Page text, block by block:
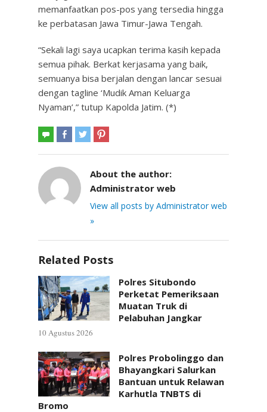
memanfaatkan pos-pos yang tersedia hingga
ke perbatasan Jawa Timur-Jawa Tengah.
“Sekali lagi saya ucapkan terima kasih kepada
semua pihak. Berkat kerjasama yang baik,
semuanya bisa berjalan dengan lancar sesuai
dengan tagline ‘Mudik Aman Keluarga
Nyaman’,” tutup Kapolda Jatim. (*)
About the author:
Administrator web
View all posts by Administrator web
»
Related Posts
Polres Situbondo
Perketat Pemeriksaan
Muatan Truk di
Pelabuhan Jangkar
10 Agustus 2026
Polres Probolinggo dan
Bhayangkari Salurkan
Bantuan untuk Relawan
Karhutla TNBTS di
Bromo